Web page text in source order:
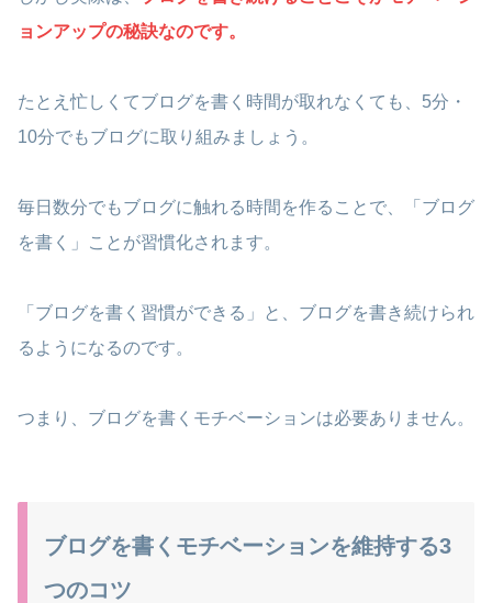
ョンアップの秘訣なのです。
たとえ忙しくてブログを書く時間が取れなくても、5分・
10分でもブログに取り組みましょう。
毎日数分でもブログに触れる時間を作ることで、「ブログ
を書く」ことが習慣化されます。
「ブログを書く習慣ができる」と、ブログを書き続けられ
るようになるのです。
つまり、ブログを書くモチベーションは必要ありません。
ブログを書くモチベーションを維持する3
つのコツ